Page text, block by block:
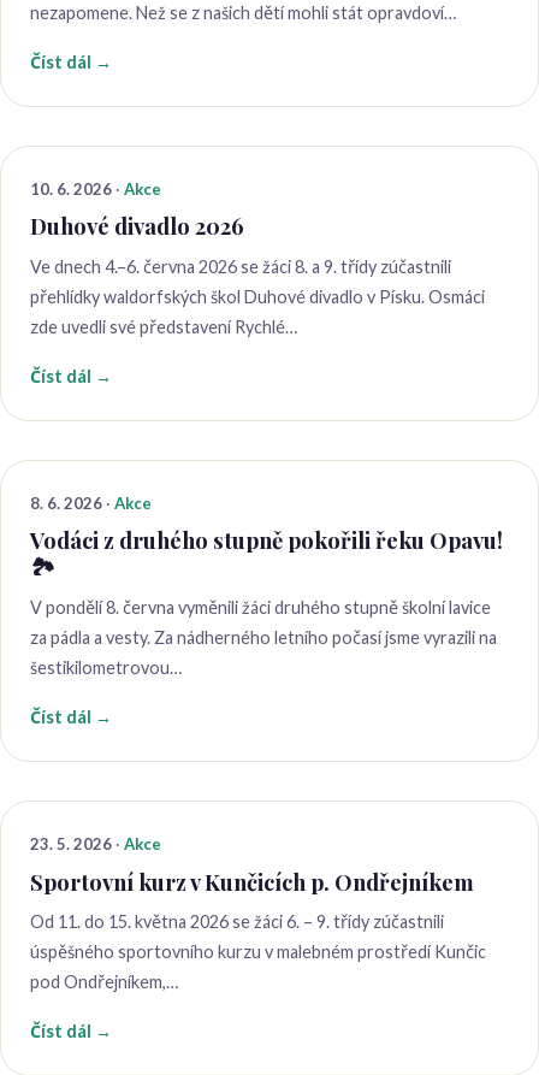
nezapomene. Než se z našich dětí mohli stát opravdoví…
Číst dál →
10. 6. 2026 · Akce
Duhové divadlo 2026
Ve dnech 4.–6. června 2026 se žáci 8. a 9. třídy zúčastnili
přehlídky waldorfských škol Duhové divadlo v Písku. Osmáci
zde uvedli své představení Rychlé…
Číst dál →
8. 6. 2026 · Akce
Vodáci z druhého stupně pokořili řeku Opavu!
🏞​
V pondělí 8. června vyměnili žáci druhého stupně školní lavice
za pádla a vesty. Za nádherného letního počasí jsme vyrazili na
šestikilometrovou…
Číst dál →
23. 5. 2026 · Akce
Sportovní kurz v Kunčicích p. Ondřejníkem
Od 11. do 15. května 2026 se žáci 6. – 9. třídy zúčastnili
úspěšného sportovního kurzu v malebném prostředí Kunčic
pod Ondřejníkem,…
Číst dál →